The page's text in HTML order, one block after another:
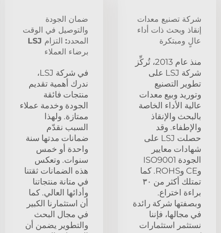
شركة تصنيع معدات
إنقاذ وبحث ذات أداء
عالٍ ومبتكرة
منذ عام 2013، تُركِّز
شركة LSJ على
تطوير التصنيع
وتوريد وبيع معدات
عالية الأداء الخاصة
بالبحث والإنقاذ
والإطفاء. وقد
حصلت LSJ على
شهادات معايير
الجودة ISO9001
وCE وROHS. كما
تمتلك أكثر من ٣٠
براءة اختراع.
وبصفتها شركة رائدة
في مجالها، فإننا
نستثمر استثمارات
ضمان الجودة
والتوصيل في الوقت
المحدد: التزام LSJ
برضاء العملاء
في شركة LSJ،
ندرك أهمية تقديم
منتجات فائقة
الجودة وخدمة عملاء
ممتازة. ولهذا
السبب نقدّم
ضمانات مدتها سنة
واحدة أو خمس
سنوات. وتعكس
هذه الضمانات ثقتنا
في متانة منتجاتنا
وأدائها العالي. كما
أن استثمارنا الكبير
في مجال البحث
والتطوير يضمن أن